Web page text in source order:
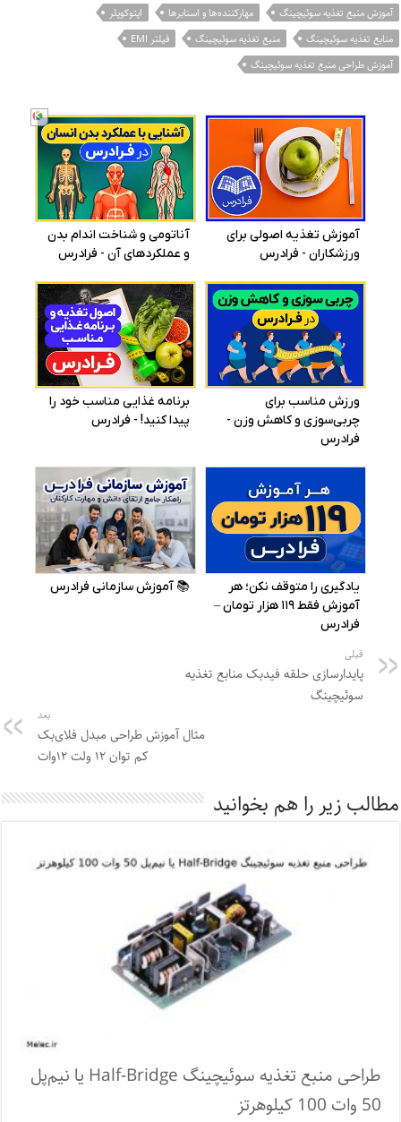
آموزش منبع تغذیه سوئیچینگ
مهارکننده‌ها و اسنابرها
اپتوکوپلر
منابع تغذیه سوئیچینگ
منبع تغذیه سوئیچینگ
فیلتر EMI
آموزش طراحی منبع تغذیه سوئیچینگ
قبلی
پایدارسازی حلقه فیدبک منابع تغذیه
سوئیچینگ
بعد
مثال آموزش طراحی مبدل فلای‌بک
کم توان ۱۲ ولت ۱۲‌وات
مطالب زیر را هم بخوانید
طراحی منبع تغذیه سوئیچینگ Half-Bridge یا نیم‌پل
50 وات 100 کیلوهرتز